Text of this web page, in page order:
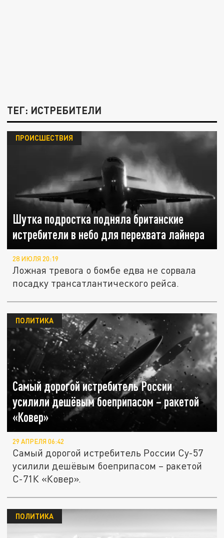
ТЕГ: ИСТРЕБИТЕЛИ
Шутка подростка подняла британские
истребители в небо для перехвата лайнера
ПРОИСШЕСТВИЯ
28 ИЮЛЯ 20:19
Ложная тревога о бомбе едва не сорвала
посадку трансатлантического рейса.
Самый дорогой истребитель России
усилили дешёвым боеприпасом – ракетой
«Ковер»
ПОЛИТИКА
29 АПРЕЛЯ 06:42
Самый дорогой истребитель России Су-57
усилили дешёвым боеприпасом – ракетой
С-71К «Ковер».
ПОЛИТИКА